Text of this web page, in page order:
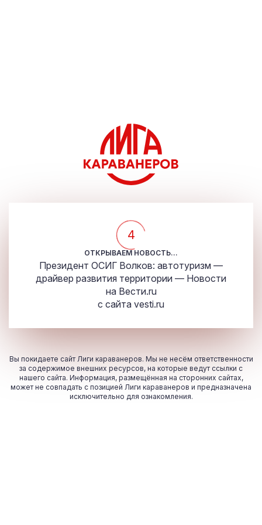
4
ОТКРЫВАЕМ НОВОСТЬ...
Президент ОСИГ Волков: автотуризм —
драйвер развития территории — Новости
на Вести.ru
с сайта vesti.ru
Вы покидаете сайт Лиги караванеров. Мы не несём ответственности
за содержимое внешних ресурсов, на которые ведут ссылки с
нашего сайта. Информация, размещённая на сторонних сайтах,
может не совпадать с позицией Лиги караванеров и предназначена
исключительно для ознакомления.